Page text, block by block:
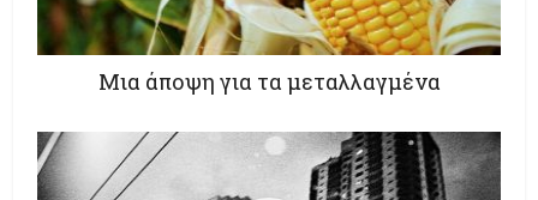
Μια άποψη για τα μεταλλαγμένα